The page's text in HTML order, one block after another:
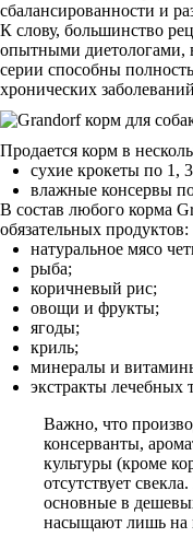
сбалансированности и
К слову, большинство
опытными диетологами,
серии способны
хронических
Продается корм в
сухие крокеты по 1,
влажные консервы
В состав любого корма
обязательных продуктов:
натуральное мясо
рыба;
коричневый рис;
овощи и фрукты;
ягоды;
криль;
минералы и
экстракты лечебных
Важно, что
консерванты,
культуры (кроме
отсутствует
основные в
насыщают лишь на